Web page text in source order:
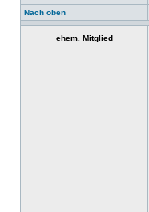
Nach oben
ehem. Mitglied